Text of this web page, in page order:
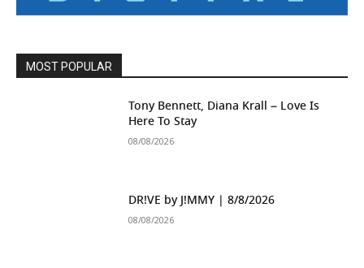
MOST POPULAR
Tony Bennett, Diana Krall – Love Is
Here To Stay
08/08/2026
DR!VE by J!MMY | 8/8/2026
08/08/2026